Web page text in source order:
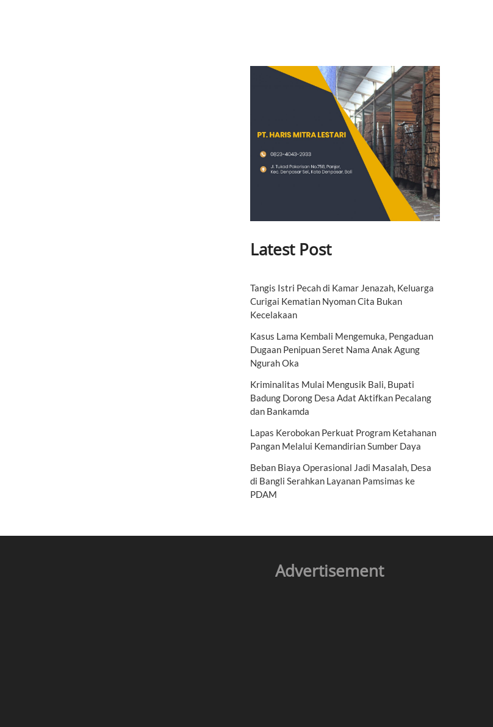
Latest Post
Tangis Istri Pecah di Kamar Jenazah, Keluarga
Curigai Kematian Nyoman Cita Bukan
Kecelakaan
Kasus Lama Kembali Mengemuka, Pengaduan
Dugaan Penipuan Seret Nama Anak Agung
Ngurah Oka
Kriminalitas Mulai Mengusik Bali, Bupati
Badung Dorong Desa Adat Aktifkan Pecalang
dan Bankamda
Lapas Kerobokan Perkuat Program Ketahanan
Pangan Melalui Kemandirian Sumber Daya
Beban Biaya Operasional Jadi Masalah, Desa
di Bangli Serahkan Layanan Pamsimas ke
PDAM
Advertisement